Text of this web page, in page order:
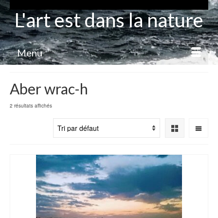
L'art est dans la nature
Menu
Aber wrac-h
2 résultats affichés